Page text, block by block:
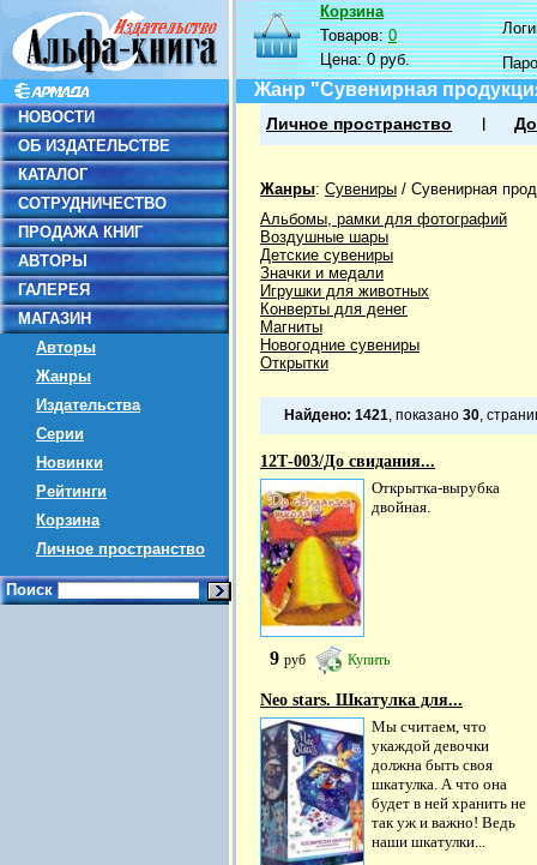
НОВОСТИ
ОБ ИЗДАТЕЛЬСТВЕ
КАТАЛОГ
СОТРУДНИЧЕСТВО
ПРОДАЖА КНИГ
АВТОРЫ
ГАЛЕРЕЯ
МАГАЗИН
Авторы
Жанры
Издательства
Серии
Новинки
Рейтинги
Корзина
Личное пространство
Поиск
Корзина
Товаров:0
Цена:0 руб.
Жанр "Сувенирная
Личное пространство
Жанры: Сувениры / Сувенирная
Альбомы, рамки для фотографий
Воздушные шары
Детские сувениры
Значки и медали
Игрушки для животных
Конверты для денег
Магниты
Новогодние сувениры
Открытки
Найдено: 1421, показано 30,
12Т-003/До свидания...
Открытка-вырубка
двойная.
9 руб Купить
Neo stars. Шкатулка для...
Мы считаем, что
укаждой девочки
должна быть своя
шкатулка. А что она
будет в ней хранить не
так уж и важно! Ведь
наши шкатулки...